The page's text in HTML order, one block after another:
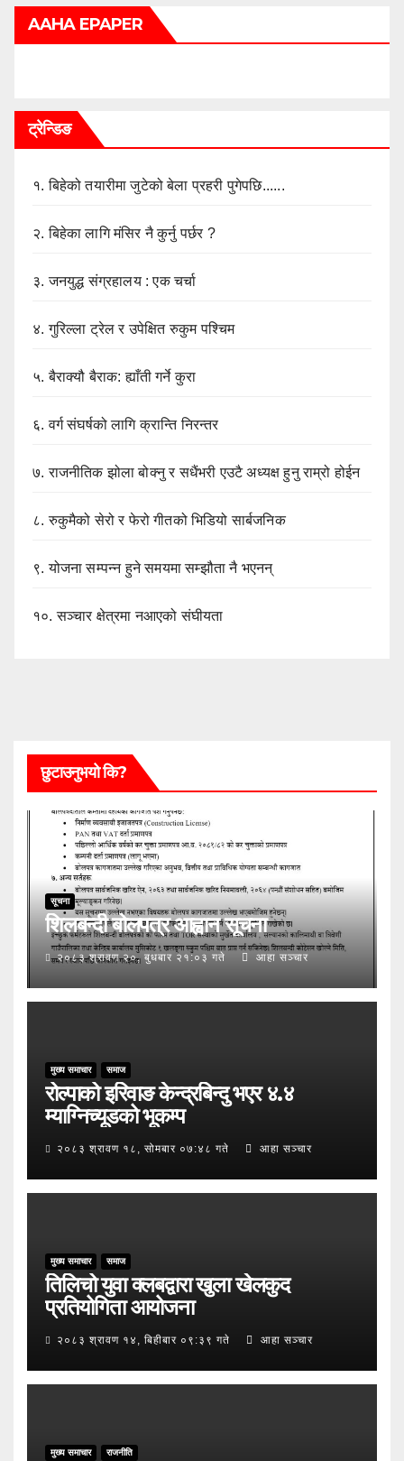
AAHA EPAPER
ट्रेन्डिङ
१.बिहेको तयारीमा जुटेको बेला प्रहरी पुगेपछि......
२.बिहेका लागि मंसिर नै कुर्नु पर्छर ?
३.जनयुद्ध संग्रहालय : एक चर्चा
४.गुरिल्ला ट्रेल र उपेक्षित रुकुम पश्चिम
५.बैराक्यौ बैराक: ह्याँती गर्ने कुरा
६.वर्ग संघर्षको लागि क्रान्ति निरन्तर
७.राजनीतिक झोला बोक्नु र सधैंभरी एउटै अध्यक्ष हुनु राम्रो होईन
८.रुकुमैको सेरो र फेरो गीतको भिडियो सार्बजनिक
९.योजना सम्पन्न हुने समयमा सम्झौता नै भएनन्
१०.सञ्चार क्षेत्रमा नआएको संघीयता
छुटाउनुभयो कि?
सूचना
शिलबन्दी बोलपत्र आह्वान सूचना
२०८३ श्रावण २०, बुधबार २१:०३ गते आहा सञ्चार
मुख्य समाचार समाज
रोल्पाको इरिवाङ केन्द्रबिन्दु भएर ४.४
म्याग्निच्यूडको भूकम्प
२०८३ श्रावण १८, सोमबार ०७:४८ गते आहा सञ्चार
मुख्य समाचार समाज
तिलिचो युवा क्लबद्वारा खुला खेलकुद
प्रतियोगिता आयोजना
२०८३ श्रावण १४, बिहीबार ०९:३९ गते आहा सञ्चार
मुख्य समाचार राजनीति